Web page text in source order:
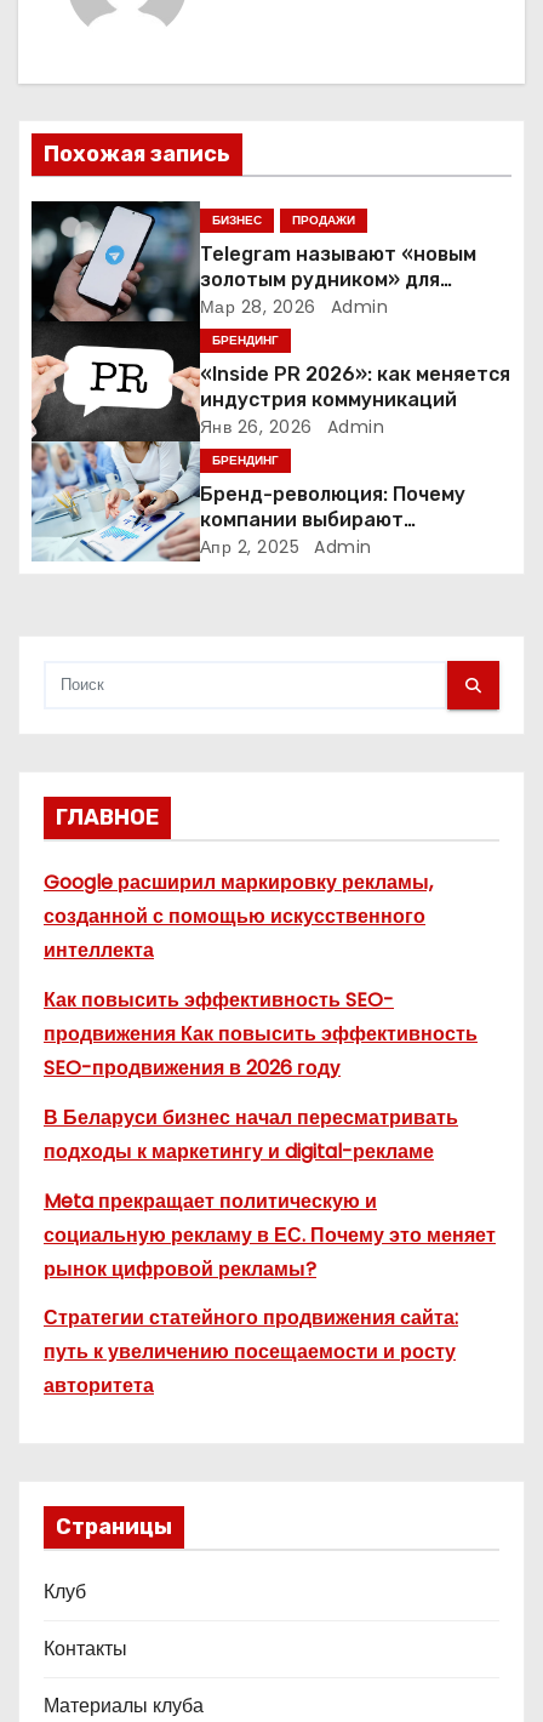
ц
и
я
п
о
з
а
п
и
с
Похожая запись
БИЗНЕС ПРОДАЖИ
Telegram называют «новым
золотым рудником» для
креаторов: как блогеры
создают онлайн-бизнес
Мар 28, 2026 Admin
БРЕНДИНГ
«Inside PR 2026»: как меняется
индустрия коммуникаций
Янв 26, 2026 Admin
БРЕНДИНГ
Бренд-революция: Почему
компании выбирают
адаптивные логотипы?
Апр 2, 2025 Admin
ГЛАВНОЕ
Google расширил маркировку рекламы,
созданной с помощью искусственного
интеллекта
Как повысить эффективность SEO-
продвижения Как повысить эффективность
SEO-продвижения в 2026 году
В Беларуси бизнес начал пересматривать
подходы к маркетингу и digital-рекламе
Meta прекращает политическую и
социальную рекламу в ЕС. Почему это меняет
рынок цифровой рекламы?
Стратегии статейного продвижения сайта:
путь к увеличению посещаемости и росту
авторитета
Страницы
Клуб
Контакты
Материалы клуба